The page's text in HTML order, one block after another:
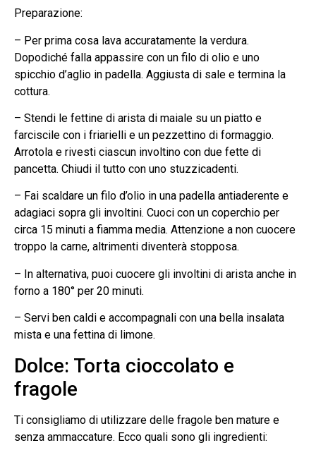
Preparazione:
– Per prima cosa lava accuratamente la verdura.
Dopodiché falla appassire con un filo di olio e uno
spicchio d’aglio in padella. Aggiusta di sale e termina la
cottura.
– Stendi le fettine di arista di maiale su un piatto e
farciscile con i friarielli e un pezzettino di formaggio.
Arrotola e rivesti ciascun involtino con due fette di
pancetta. Chiudi il tutto con uno stuzzicadenti.
– Fai scaldare un filo d’olio in una padella antiaderente e
adagiaci sopra gli involtini. Cuoci con un coperchio per
circa 15 minuti a fiamma media. Attenzione a non cuocere
troppo la carne, altrimenti diventerà stopposa.
– In alternativa, puoi cuocere gli involtini di arista anche in
forno a 180° per 20 minuti.
– Servi ben caldi e accompagnali con una bella insalata
mista e una fettina di limone.
Dolce: Torta cioccolato e
fragole
Ti consigliamo di utilizzare delle fragole ben mature e
senza ammaccature. Ecco quali sono gli ingredienti: